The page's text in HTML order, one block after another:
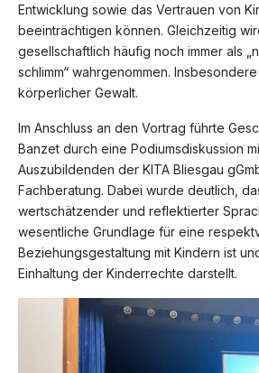
Entwicklung sowie das Vertrauen von
beeinträchtigen können. Gleichzeitig
gesellschaftlich häufig noch immer als
schlimm“ wahrgenommen.
körperlicher Gewalt.
Im Anschluss an den Vortrag führte
Banzet durch eine Podiumsdiskussion
Auszubildenden der KITA Bliesgau
Fachberatung. Dabei wurde deutlich,
wertschätzender und reflektierter
wesentliche Grundlage für eine
Beziehungsgestaltung mit Kindern ist
Einhaltung der Kinderrechte darstellt.